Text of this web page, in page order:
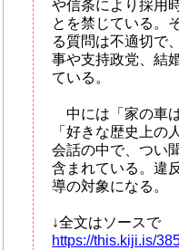
や信条により採用
とを禁じている。
る質問は不適切で
事や支持政党、結
ている。
中には「家の車
「好きな歴史上の
会話の中で、つい
含まれている。違
導の対象になる。
↓全文はソースで
https://this.kiji.is/